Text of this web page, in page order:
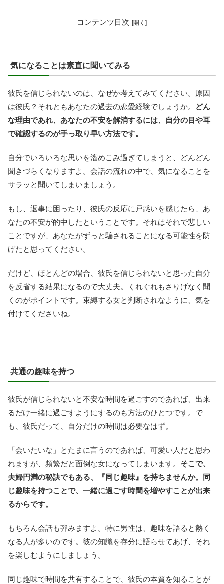
コンテンツ目次
気になることは素直に聞いてみる
彼氏を信じられないのは、なぜか考えてみてください。原因
は彼氏？それともあなたの過去の恋愛経験でしょうか。
どん
な理由であれ、あなたの不安を解消するには、自分の目や耳
で確認するのが手っ取り早い方法です。
自分でいろいろな思いを溜めこみ過ぎてしまうと、どんどん
聞きづらくなりますよ。会話の流れの中で、気になることを
サラッと聞いてしまいましょう。
もし、返事に困ったり、彼氏の反応に戸惑いを感じたら、あ
なたの不安が的中したということです。それはそれで悲しい
ことですが、あなたがずっと騙されることになる可能性を防
げたと思ってください。
だけど、ほとんどの場合、彼氏を信じられないと思った自分
を反省する結果になるので大丈夫。くれぐれもさりげなく聞
くのがポイントです。束縛する女と判断されなように、気を
付けてくださいね。
共通の趣味を持つ
彼氏が信じられないと不安な時間を過ごすのであれば、出来
るだけ一緒に過ごすようにするのも方法のひとつです。で
も、彼氏だって、自分だけの時間は必要なはず。
「会いたいな」とたまに言うのであれば、可愛い人だと思わ
れますが、頻繁だと面倒な女になってしまいます。 そこで、
夫婦円満の秘訣でもある、『同じ趣味』を持ちませんか。同
じ趣味を持つことで、一緒に過ごす時間を増やすことが出来
るからです。
もちろん会話も弾みますよ。特に男性は、趣味を語ると熱く
なる人が多いのです。彼の知識を存分に語らせてあげ、それ
を楽しむようにしましょう。
同じ趣味で時間を共有することで、彼氏の本質を知ることが